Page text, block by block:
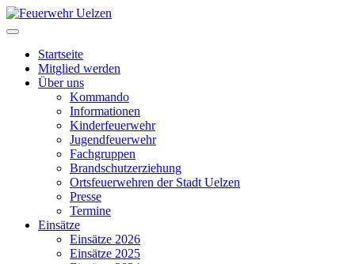
Startseite
Mitglied werden
Über uns
Kommando
Informationen
Kinderfeuerwehr
Jugendfeuerwehr
Fachgruppen
Brandschutzerziehung
Ortsfeuerwehren der Stadt Uelzen
Presse
Termine
Einsätze
Einsätze 2026
Einsätze 2025